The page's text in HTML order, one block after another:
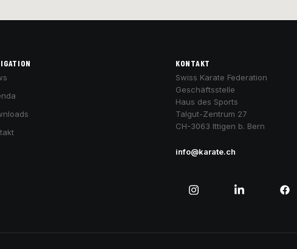
KONTAKT
Swiss Karate Federation
Geschäftsstelle
Haus des Sports
Talgut-Zentrum 27
CH-3063 Ittigen b. Bern
info@karate.ch